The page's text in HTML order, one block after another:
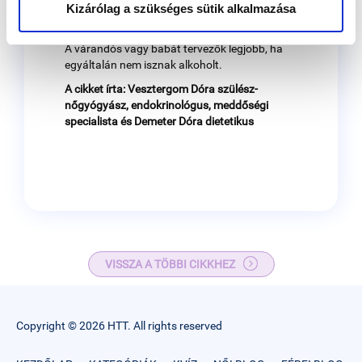
Kizárólag a szükséges sütik alkalmazása
születendő gyermek egészségére káros
A várandós vagy babát tervezők legjobb, ha
egyáltalán nem isznak alkoholt.
A cikket írta: Vesztergom Dóra szülész-
nőgyógyász, endokrinológus, meddőségi
specialista és Demeter Dóra dietetikus
VISSZA A TÖBBI CIKKHEZ
Copyright © 2026 HTT. All rights reserved